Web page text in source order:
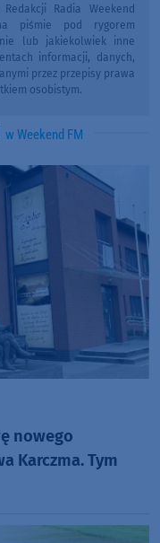
Radia Weekend
piśmie pod rygorem
lub jakiekolwiek inne
informacji, danych,
przez przepisy prawa
osobistym.
w Weekend FM
nowego
Karczma. Tym